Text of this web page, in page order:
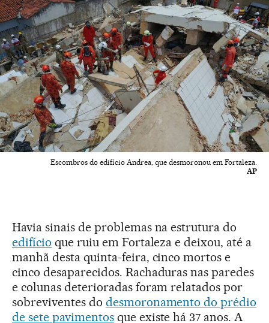
Escombros do edifício Andrea, que desmoronou em Fortaleza.
AP
Havia sinais de problemas na estrutura do
edifício que ruiu em Fortaleza e deixou, até a
manhã desta quinta-feira, cinco mortos e
cinco desaparecidos. Rachaduras nas paredes
e colunas deterioradas foram relatados por
sobreviventes do desmoronamento do prédio
de sete pavimentosque existe há 37 anos. A